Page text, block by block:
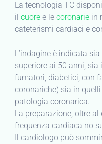
La tecnologia TC
il cuore e le coronarie in
cateterismi cardiaci e
L’indagine è indicata
superiore ai 50 anni, sia
fumatori, diabetici, con
coronariche) sia in
patologia coronarica.
La preparazione, oltre
frequenza cardiaca no
Il cardiologo può